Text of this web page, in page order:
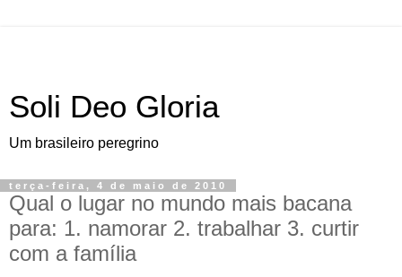
Soli Deo Gloria
Um brasileiro peregrino
terça-feira, 4 de maio de 2010
Qual o lugar no mundo mais bacana
para: 1. namorar 2. trabalhar 3. curtir
com a família